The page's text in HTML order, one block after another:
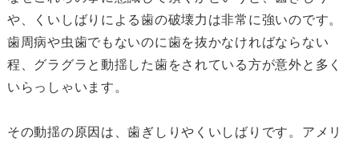
や、くいしばりによる歯の破壊力は非常に強いのです。
歯周病や虫歯でもないのに歯を抜かなければならない
程、グラグラと動揺した歯をされている方が意外と多く
いらっしゃいます。
その動揺の原因は、歯ぎしりやくいしばりです。アメリ